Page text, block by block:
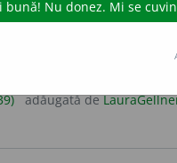
).
adăugată de